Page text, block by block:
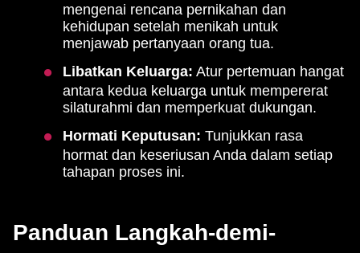
mengenai rencana pernikahan dan
kehidupan setelah menikah untuk
menjawab pertanyaan orang tua.
Libatkan Keluarga: Atur pertemuan hangat
antara kedua keluarga untuk mempererat
silaturahmi dan memperkuat dukungan.
Hormati Keputusan: Tunjukkan rasa
hormat dan keseriusan Anda dalam setiap
tahapan proses ini.
Panduan Langkah-demi-